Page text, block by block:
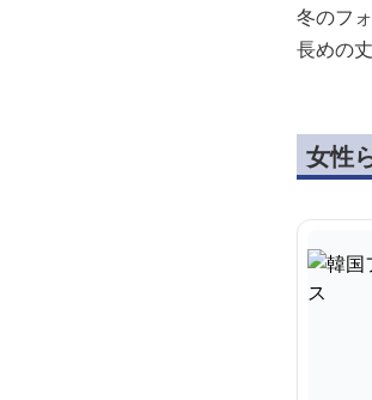
冬のフ
長めの
女性